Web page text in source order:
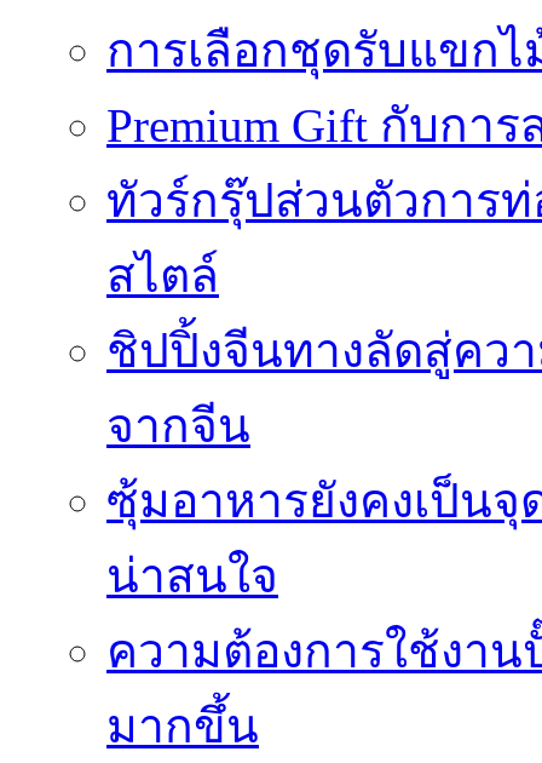
การเลือกชุดรับแขก
Premium Gift กับกา
ทัวร์กรุ๊ปส่วนตัวการ
สไตล์
ชิปปิ้งจีนทางลัดสู่คว
จากจีน
ซุ้มอาหารยังคงเป็น
น่าสนใจ
ความต้องการใช้งา
มากขึ้น